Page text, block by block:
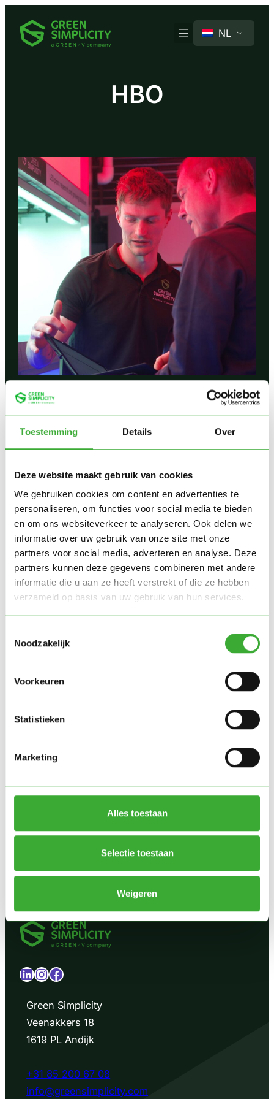
Toestemming Details Over
Deze website maakt gebruik van cookies
We gebruiken cookies om content en advertenties te
personaliseren, om functies voor social media te bieden
en om ons websiteverkeer te analyseren. Ook delen we
informatie over uw gebruik van onze site met onze
partners voor social media, adverteren en analyse. Deze
partners kunnen deze gegevens combineren met andere
informatie die u aan ze heeft verstrekt of die ze hebben
verzameld op basis van uw gebruik van hun services.
Noodzakelijk
Voorkeuren
Statistieken
Marketing
Alles toestaan
Selectie toestaan
Weigeren
naar
NL
HBO
Lead Engineer
Lead
Engineer
Sales Engineer
Read more –>
Sales
Denk je dat we bij elkaar
passen?
dat
bij
elkaar
passen?
LinkedIn InstagramFacebook
Green Simplicity
Veenakkers 18
1619 PL Andijk
+31 85 200 67 08
info@greensimplicity.com